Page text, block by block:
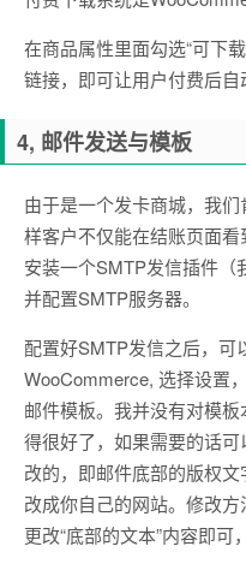
在商品属性里面勾选“可下
链接，即可让用户付费后自
4, 邮件发送与模板
由于是一个发卡商城，我
样客户不仅能在结账页面
安装一个SMTP发信插件（
并配置SMTP服务器。
配置好SMTP发信之后，可
WooCommerce, 选择设置
邮件模板。我并没有对模
得很好了，如果需要的话
改的，即邮件底部的版权
改成你自己的网站。修改方
更改“底部的文本”内容即可